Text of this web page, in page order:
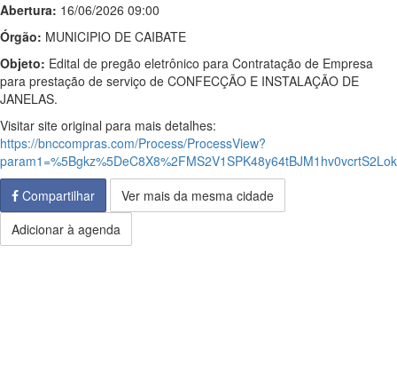
Abertura: 16/06/2026 09:00
Órgão: MUNICIPIO DE CAIBATE
Objeto: Edital de pregão eletrônico para Contratação de Empresa
para prestação de serviço de CONFECÇÃO E INSTALAÇÃO DE
JANELAS.
Visitar site original para mais detalhes:
https://bnccompras.com/Process/ProcessView?
Compartilhar
Ver mais da mesma cidade
Adicionar à agenda